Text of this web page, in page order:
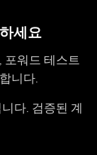
세요
포워드 테스트
니다.
다. 검증된 계